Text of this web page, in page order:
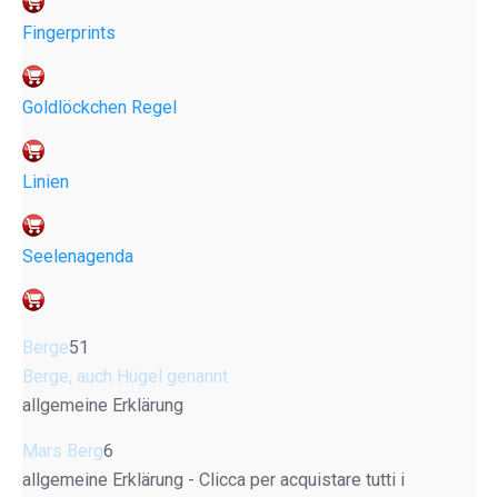
Fingerprints
Goldlöckchen Regel
Linien
Seelenagenda
Berge51
Berge, auch Hügel genannt
allgemeine Erklärung
Mars Berg6
allgemeine Erklärung - Clicca per acquistare tutti i